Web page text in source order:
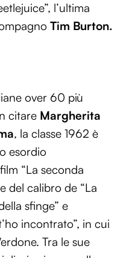
l’ultima
Tim Burton.
over 60 più
citare Margherita
, la classe 1962 è
esordio
“La seconda
del calibro de “La
sfinge” e
incontrato”, in cui
Tra le sue